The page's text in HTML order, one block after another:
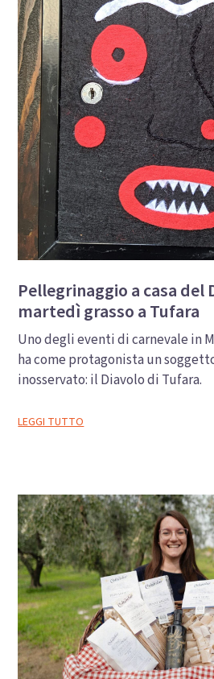
Pellegrinaggio a casa del
martedì grasso a Tufara
Uno degli eventi di carnevale in
ha come protagonista un
inosservato: il Diavolo di Tufara.
LEGGI TUTTO